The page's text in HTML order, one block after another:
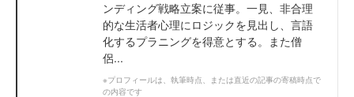
ンディング戦略立案に従事。一見、非合理
的な生活者心理にロジックを見出し、言語
化するプラニングを得意とする。また僧
侶...
※プロフィールは、執筆時点、または直近の記事の寄稿時点で
の内容です